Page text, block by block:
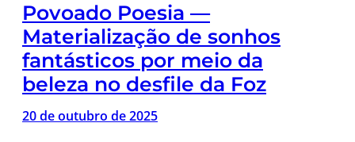
Povoado Poesia —
Materialização de sonhos
fantásticos por meio da
beleza no desfile da Foz
20 de outubro de 2025